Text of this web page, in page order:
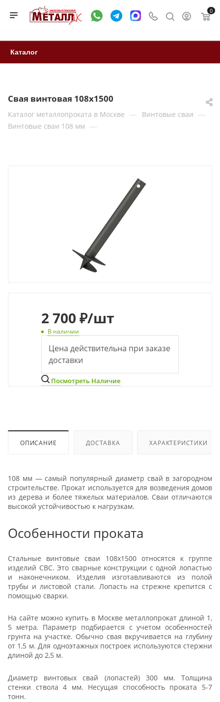
0
Каталог
Свая винтовая 108x1500
Каталог металлопроката в Москве — Винтовые сваи —
Винтовые сваи 108 мм —
2 700 ₽/шт
В наличии
Цена действительна при заказе
доставки
Посмотреть Наличие
ОПИСАНИЕ ДОСТАВКА ХАРАКТЕРИСТИКИ
108 мм — самый популярный диаметр свай в загородном
строительстве. Прокат используется для возведения домов
из дерева и более тяжелых материалов. Сваи отличаются
высокой устойчивостью к нагрузкам.
Особенности проката
Cтальные винтовые сваи 108x1500 относятся к группе
изделий СВС. Это сварные конструкции с одной лопастью
и наконечником. Изделия изготавливаются из полой
трубы и листовой стали. Лопасть на стрежне крепится с
помощью сварки.
На сайте можно купить в Москве металлопрокат длиной 1,
5 метра. Параметр подбирается с учетом особенностей
грунта на участке. Обычно свая вкручивается на глубину
от 1,5 м. Для одноэтажных построек используются стержни
длиной до 2,5 м.
Диаметр винтовых свай (лопастей) 300 мм. Толщина
стенки ствола 4 мм. Несущая способность проката 5-7
тонн.